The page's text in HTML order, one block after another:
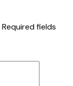
Required fields